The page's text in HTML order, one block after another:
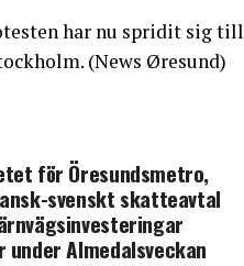
har nu spridit sig
(News Øresund)
för Öresundsmetro,
svenskt skatteavtal
Almedalsveckan